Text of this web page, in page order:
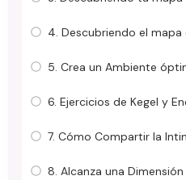
4. Descubriendo el mapa
5. Crea un Ambiente
6. Ejercicios de Kegel y
7. Cómo Compartir la
8. Alcanza una